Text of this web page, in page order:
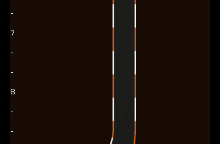
-
7
-
-
8
-
-